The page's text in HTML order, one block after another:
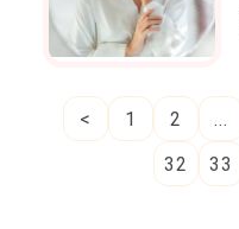
< 1 2 ...
32
33